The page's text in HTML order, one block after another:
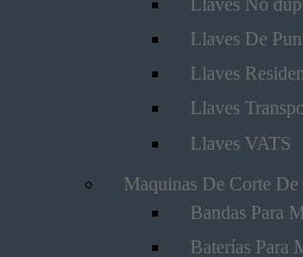
Llaves De
Llaves
Llaves
Llaves VATS
Maquinas De Corte De
Bandas Para
Baterías Para